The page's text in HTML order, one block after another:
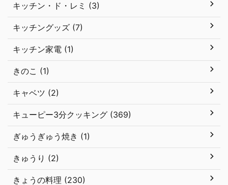
キッチン・ド・レミ (3)
キッチングッズ (7)
キッチン家電 (1)
きのこ (1)
キャベツ (2)
キューピー3分クッキング (369)
ぎゅうぎゅう焼き (1)
きゅうり (2)
きょうの料理 (230)